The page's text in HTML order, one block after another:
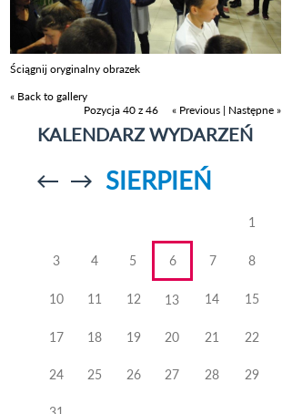
Ściągnij oryginalny obrazek
« Back to gallery
Pozycja 40 z 46
« Previous | Następne »
KALENDARZ WYDARZEŃ
Przejdź doPrzejdź do
SIERPIEŃ
1
3 4 5 6 7 8
10 11 12 13 14 15
17 18 19 20 21 22
24 25 26 27 28 29